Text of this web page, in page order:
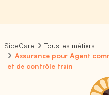
SideCare
Tous les métiers
Assurance pour Agent
et de contrôle train